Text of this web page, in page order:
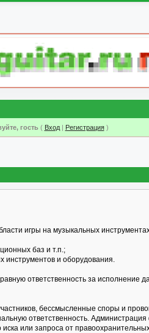
гость( Вход| Регистрация)
игры на музыкальных
баз и т.п.;
инструментов и оборудования.
ответственность за исполнение
бессмысленные споры и
ответственность.
или запроса от